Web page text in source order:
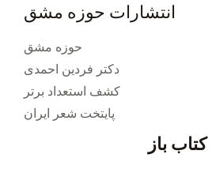
انتشارات حوزه مشق
حوزه مشق
دکتر فردین احمدی
کشف استعداد برتر
پایتخت شعر ایران
کتاب باز